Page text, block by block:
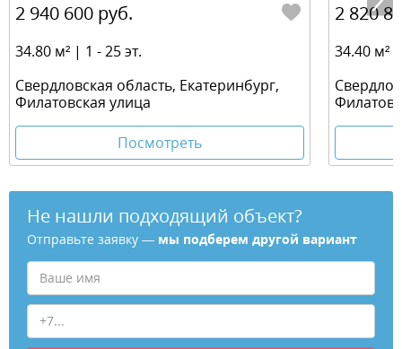
2 940 600 руб.
34.80 м² | 1 - 25 эт.
Свердловская область, Екатеринбург,
Филатовская улица
Посмотреть
2 820
34.40 м²
Не нашли подходящий объект?
Отправьте заявку — мы подберем другой вариант